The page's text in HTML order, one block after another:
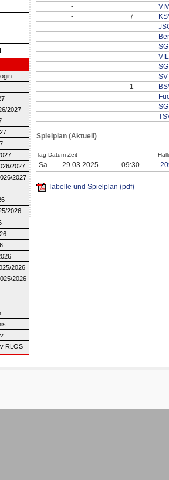
2027
2027
2027
2026
2026
2026
RLOS
-
-
7
-
-
-
-
-
-
-
1
-
-
-
Spielplan (Aktuell)
Tag Datum Zeit
Sa. 29.03.2025 09:30
Tabelle und Spielplan (pdf)